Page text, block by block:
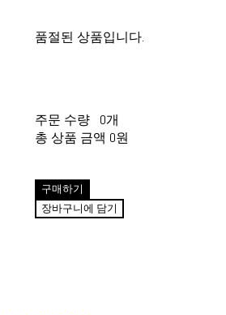
품절된 상품입니다.
주문 수량
0개
총 상품 금액 0원
구매하기
장바구니에 담기